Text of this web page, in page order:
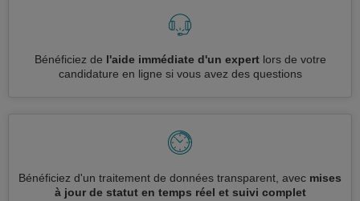
Bénéficiez de l'aide immédiate d'un expertlors de votre
candidature en ligne si vous avez des questions
Bénéficiez d'un traitement de données transparent, avec mises
à jour de statut en temps réel et suivi complet